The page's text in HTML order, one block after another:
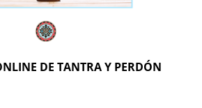
DE TANTRA Y PERDÓN